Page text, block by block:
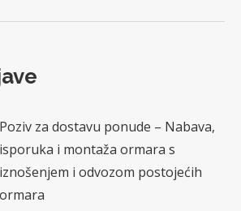
Poziv za dostavu ponude – Nabava,
isporuka i montaža ormara s
iznošenjem i odvozom postojećih
ormara